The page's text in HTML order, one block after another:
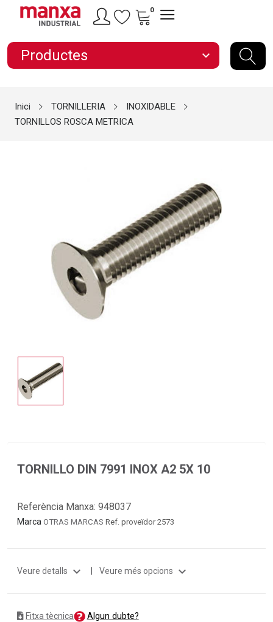
0
Productes expand_more
Inici TORNILLERIA
INOXIDABLE
TORNILLOS ROSCA METRICA
TORNILLO DIN 7991 INOX A2 5X 10
Referència Manxa: 948037
Marca OTRAS MARCAS Ref. proveïdor 2573
Veure detalls expand_more | Veure més opcions expand_more
Fitxa tècnica Algun dubte?